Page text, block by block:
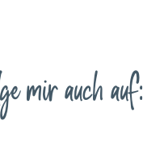
mir auch auf: